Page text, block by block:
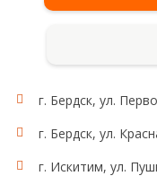
г. Бердск, ул.
г. Бердск, ул.
г. Искитим, ул.